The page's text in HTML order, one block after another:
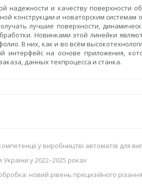
надежности и качеству поверхности
конструкции и новаторским
лучшие поверхности,
Новинками этой линейки
В них, как и во всём
интерфейс на основе приложения,
данных техпроцесса и станка.
у виробництві автоматів для
у 2022–2025 роках
новий рівень прецизійного